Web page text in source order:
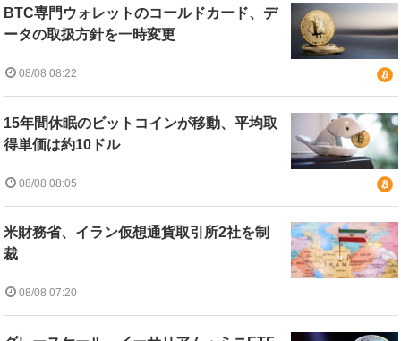
BTC専門ウォレットのコールドカード、デ
ータの取扱方針を一時変更
08/08 08:22
15年間休眠のビットコインが移動、平均取
得単価は約10ドル
08/08 08:05
米財務省、イラン仮想通貨取引所2社を制
裁
08/08 07:20